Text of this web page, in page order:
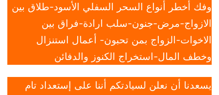
وفك أخطر أنواع السحر السفلي الأسود-طلاق بين
الازواج-مرض-جنون-سلب ارادة-فراق بين
الاخوات-الزواج بمن تحبون- أعمال استنزال
وخطف المال-استخراج الكنوز والدفائن
يسعدنا أن نعلن لسيادتكم أننا على إستعداد تام